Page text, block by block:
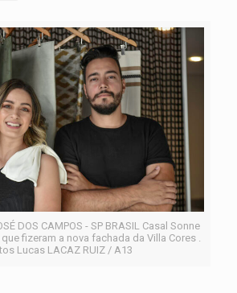
DOS CAMPOS - SP BRASIL Casal Sonne
fizeram a nova fachada da Villa Cores .
Lucas LACAZ RUIZ / A13